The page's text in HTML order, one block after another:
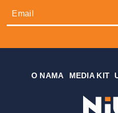
О NAMA MEDIA KIT